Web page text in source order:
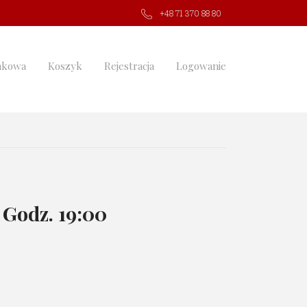
+48 71 370 88 80
Koszyk Rejestracja Logowanie
19:00